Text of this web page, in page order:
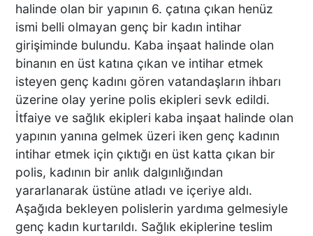
halinde olan bir yapının 6. çatına çıkan henüz
ismi belli olmayan genç bir kadın intihar
girişiminde bulundu. Kaba inşaat halinde olan
binanın en üst katına çıkan ve intihar etmek
isteyen genç kadını gören vatandaşların ihbarı
üzerine olay yerine polis ekipleri sevk edildi.
İtfaiye ve sağlık ekipleri kaba inşaat halinde olan
yapının yanına gelmek üzeri iken genç kadının
intihar etmek için çıktığı en üst katta çıkan bir
polis, kadının bir anlık dalgınlığından
yararlanarak üstüne atladı ve içeriye aldı.
Aşağıda bekleyen polislerin yardıma gelmesiyle
genç kadın kurtarıldı. Sağlık ekiplerine teslim